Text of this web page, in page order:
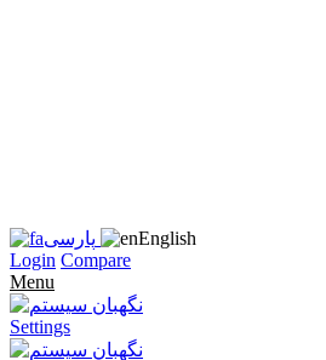
پارسی
English
Login Compare
Menu
Settings